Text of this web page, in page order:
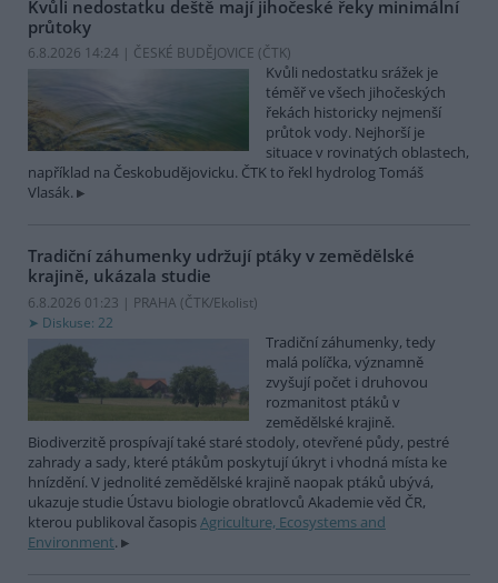
Kvůli nedostatku deště mají jihočeské řeky minimální
průtoky
6.8.2026 14:24 | ČESKÉ BUDĚJOVICE (ČTK)
Kvůli nedostatku srážek je
téměř ve všech jihočeských
řekách historicky nejmenší
průtok vody. Nejhorší je
situace v rovinatých oblastech,
například na Českobudějovicku. ČTK to řekl hydrolog Tomáš
Vlasák.
Tradiční záhumenky udržují ptáky v zemědělské
krajině, ukázala studie
6.8.2026 01:23 | PRAHA (ČTK/Ekolist)
Diskuse: 22
Tradiční záhumenky, tedy
malá políčka, významně
zvyšují počet i druhovou
rozmanitost ptáků v
zemědělské krajině.
Biodiverzitě prospívají také staré stodoly, otevřené půdy, pestré
zahrady a sady, které ptákům poskytují úkryt i vhodná místa ke
hnízdění. V jednolité zemědělské krajině naopak ptáků ubývá,
ukazuje studie Ústavu biologie obratlovců Akademie věd ČR,
kterou publikoval časopisAgriculture, Ecosystems and
Environment.